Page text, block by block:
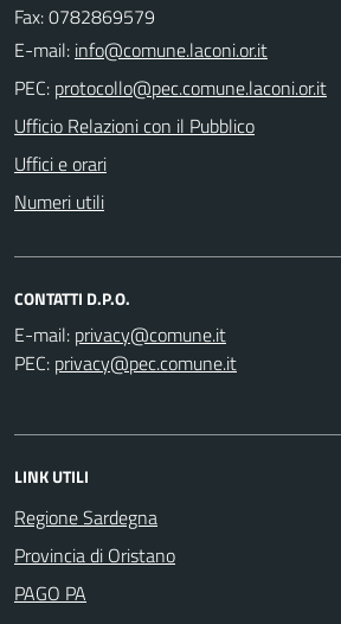
Fax: 0782869579
E-mail:
PEC:
Ufficio Relazioni con il Pubblico
Uffici e orari
Numeri utili
CONTATTI D.P.O.
E-mail:
PEC:
LINK UTILI
Regione Sardegna
Provincia di Oristano
PAGO PA